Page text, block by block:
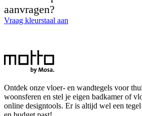
aanvragen?
Vraag kleurstaal aan
Ontdek onze vloer- en wandtegels voor
woonsferen en stel je eigen badkamer of
online designtools. Er is altijd wel een